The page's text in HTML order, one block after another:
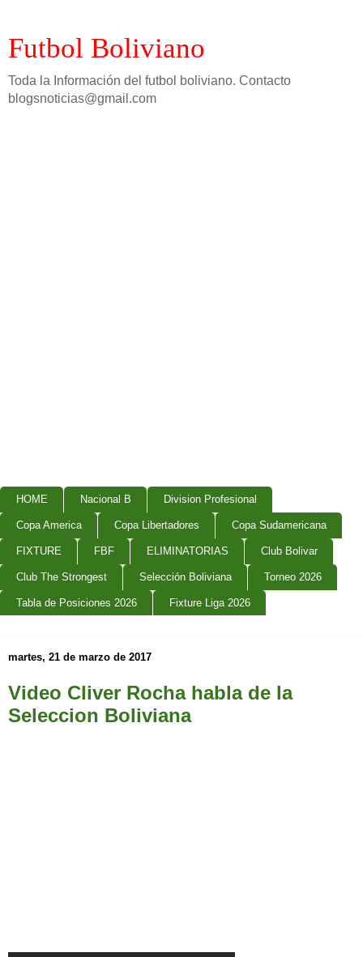
Futbol Boliviano
Toda la Información del futbol boliviano. Contacto
blogsnoticias@gmail.com
HOME Nacional B Division Profesional
Copa America Copa Libertadores Copa Sudamericana
FIXTURE FBF ELIMINATORIAS Club Bolivar
Club The Strongest Selección Boliviana Torneo 2026
Tabla de Posiciones 2026 Fixture Liga 2026
martes, 21 de marzo de 2017
Video Cliver Rocha habla de la
Seleccion Boliviana